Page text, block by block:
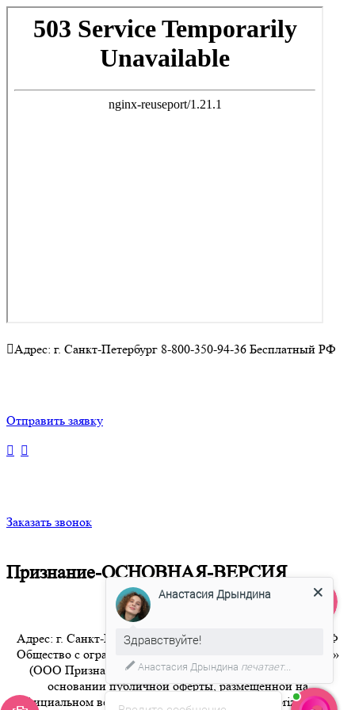
Адрес: г. Санкт-Петербург 8-800-350-94-36 Бесплатный РФ
Отправить заявку
Заказать звонок
Признание-ОСНОВНАЯ-ВЕРСИЯ
Адрес: г. Санкт-Петербург 8-800-350-94-36 Бесплатный РФ
Общество с ограниченной ответственностью «Признание»
(ООО Признание) осуществляет свою деятельность на
основании публичной оферты, размещенной на
официальном веб-сайте компании по адресу artpriznanie.ru
Анастасия Дрындина
Здравствуйте!
Анастасия Дрындина печатает...